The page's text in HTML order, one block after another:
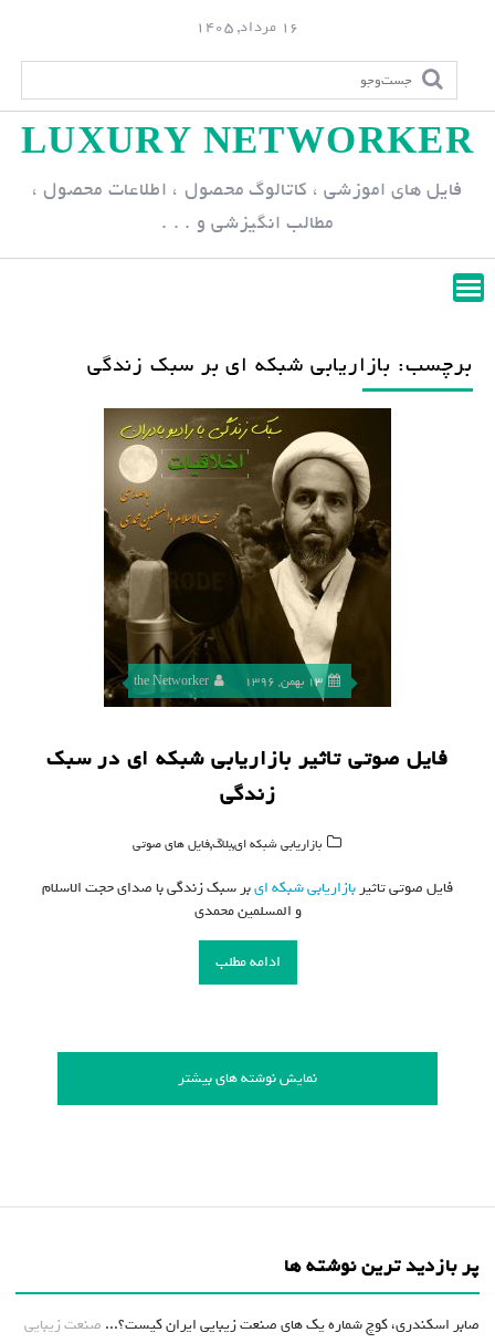
p
n
16 مرداد, 1405
LUXURY NETWORKER
فایل های اموزشی ، کاتالوگ محصول ، اطلاعات محصول ،
مطالب انگیزشی و . . .
برچسب: بازاریابی شبکه ای بر سبک زندگی
13 بهمن, 1396 the Networker
فایل صوتی تاثیر بازاریابی شبکه ای در سبک
زندگی
بازاریابی شبکه ای,بلاگ,فایل های صوتی
فایل صوتی تاثیر بازاریابی شبکه ایبر سبک زندگی با صدای حجت الاسلام
و المسلمین محمدی
ادامه مطلب
نمایش نوشته های بیشتر
پر بازدید ترین نوشته ها
صابر اسکندری، کوچ شماره یک های صنعت زیبایی ایران کیست؟... صنعت زیبایی